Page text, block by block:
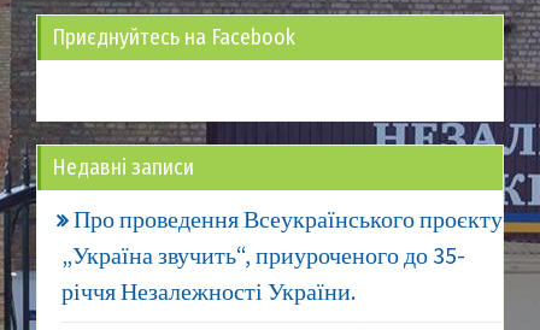
Приєднуйтесь на Facebook
Недавні записи
Про проведення Всеукраїнського проєкту
„Україна звучить“, приуроченого до 35-
річчя Незалежності України.